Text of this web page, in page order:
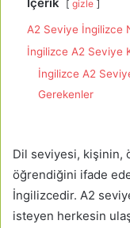
İçerik gizle
A2 Seviye İngilizce
İngilizce A2 Seviye
İngilizce A2
Gerekenler
Dil seviyesi, kişinin,
öğrendiğini ifade
İngilizcedir. A2
isteyen herkesin